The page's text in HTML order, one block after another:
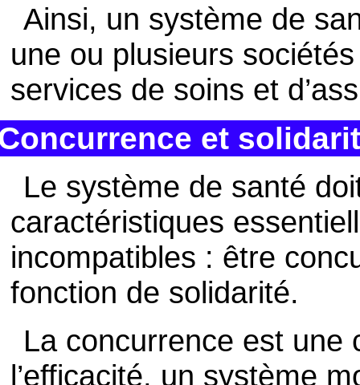
Ainsi, un système de
une ou plusieurs
services de soins et
et
Le système de santé
caractéristiques
incompatibles : être
fonction de solidarité.
La concurrence est une
l’efficacité, un système